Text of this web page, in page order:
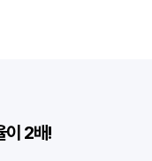
이 2배!